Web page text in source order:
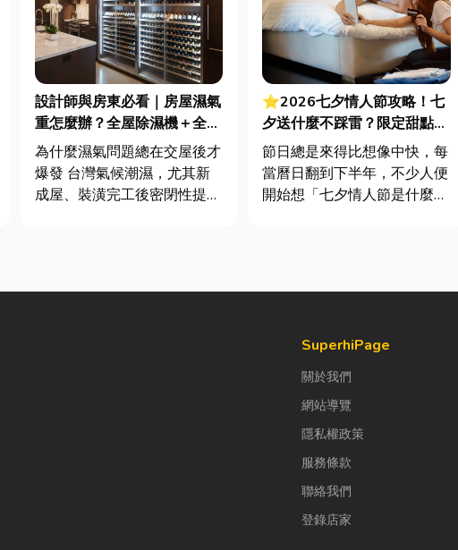
設計師與房東必看｜房屋濕氣
重怎麼辦？全屋除濕機＋全熱
交換器整合安裝|提升居住品
質與續租率
為什麼濕氣問題總在交屋後才
爆發 台灣氣候潮濕，尤其新
成屋、裝潢完工後密閉性提
⭐2026七夕情人節攻略！七
夕送什麼不踩雷？限定甜點哪
裡買？台中甜點推薦一次看！
節日總是來得比想像中快，每
當曆日翻到下半年，不少人便
開始想「七夕情人節是什麼時
「七夕情...SuperhiPage
關於我們
網站導覽
隱私權政策
服務條款
聯絡我們
登錄店家